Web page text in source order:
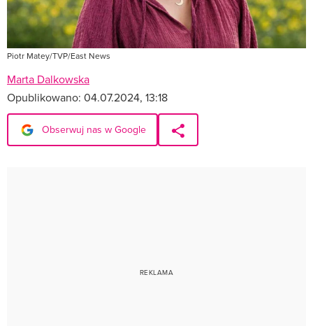
Piotr Matey/TVP/East News
Marta Dalkowska
Opublikowano: 04.07.2024, 13:18
Obserwuj nas w Google